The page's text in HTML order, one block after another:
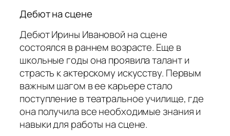
Дебют на сцене
Дебют Ирины Ивановой на сцене
состоялся в раннем возрасте. Еще в
школьные годы она проявила талант и
страсть к актерскому искусству. Первым
важным шагом в ее карьере стало
поступление в театральное училище, где
она получила все необходимые знания и
навыки для работы на сцене.